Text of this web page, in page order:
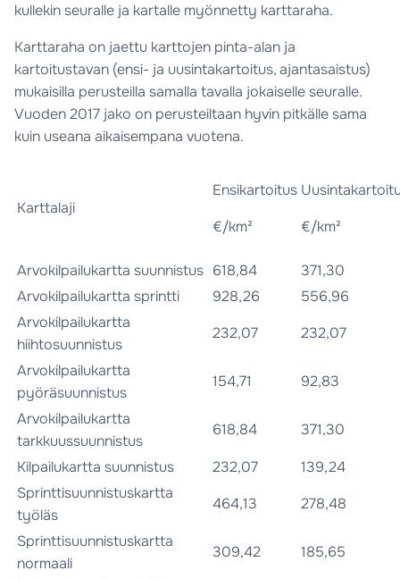
kullekin seuralle ja kartalle myönnetty karttaraha.
Karttaraha on jaettu karttojen pinta-alan ja
kartoitustavan (ensi- ja uusintakartoitus, ajantasaistus)
mukaisilla perusteilla samalla tavalla jokaiselle seuralle.
Vuoden 2017 jako on perusteiltaan hyvin pitkälle sama
kuin useana aikaisempana vuotena.
Karttalaji
Ensikartoitus
€/km²
€/km²
Arvokilpailukartta suunnistus 618,84
371,30
Arvokilpailukartta sprintti
928,26
556,96
Arvokilpailukartta
hiihtosuunnistus
232,07
232,07
Arvokilpailukartta
pyöräsuunnistus
154,71
92,83
Arvokilpailukartta
tarkkuussuunnistus
618,84
371,30
Kilpailukartta suunnistus
232,07
139,24
Sprinttisuunnistuskartta
työläs
464,13
278,48
Sprinttisuunnistuskartta
normaali
309,42
185,65